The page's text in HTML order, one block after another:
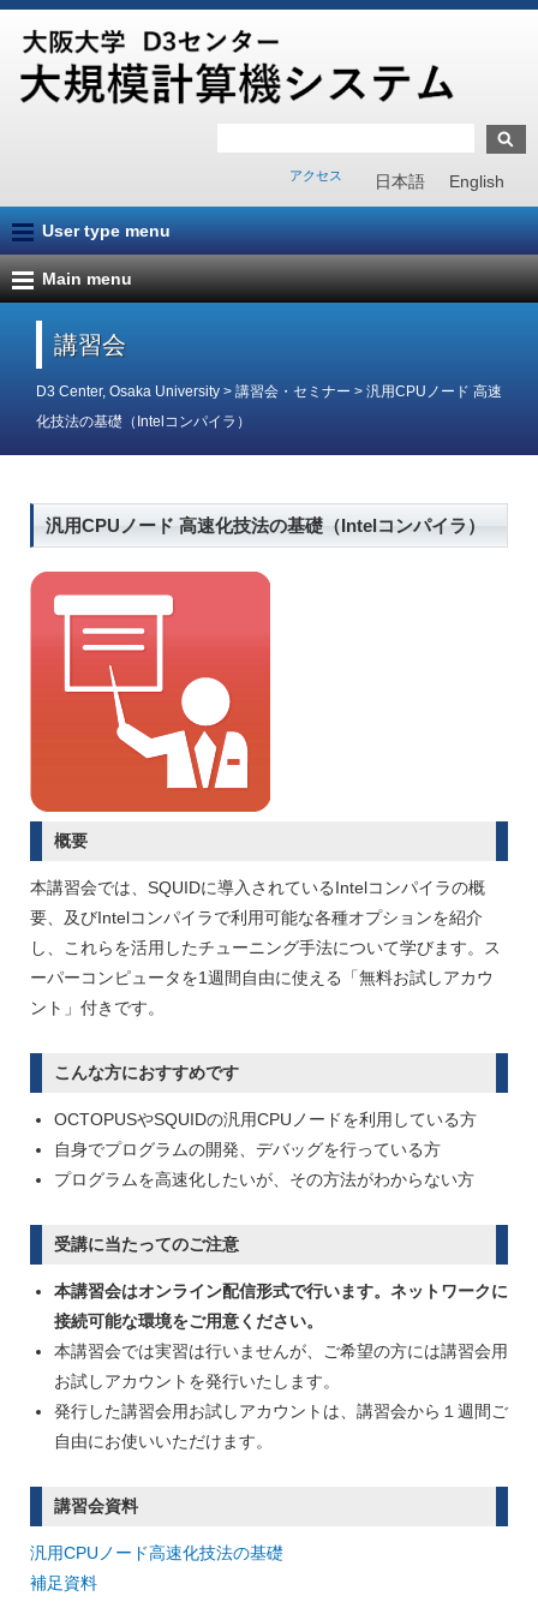
日本語 English
アクセス
User type menu
Main menu
講習会
D3 Center, Osaka University > 講習会・セミナー > 汎用CPUノード 高速
化技法の基礎（Intelコンパイラ）
汎用CPUノード 高速化技法の基礎（Intelコンパイラ）
概要
本講習会では、SQUIDに導入されているIntelコンパイラの概
要、及びIntelコンパイラで利用可能な各種オプションを紹介
し、これらを活用したチューニング手法について学びます。ス
ーパーコンピュータを1週間自由に使える「無料お試しアカウ
ント」付きです。
こんな方におすすめです
OCTOPUSやSQUIDの汎用CPUノードを利用している方
自身でプログラムの開発、デバッグを行っている方
プログラムを高速化したいが、その方法がわからない方
受講に当たってのご注意
本講習会はオンライン配信形式で行います。ネットワークに
接続可能な環境をご用意ください。
本講習会では実習は行いませんが、ご希望の方には講習会用
お試しアカウントを発行いたします。
発行した講習会用お試しアカウントは、講習会から１週間ご
自由にお使いいただけます。
講習会資料
汎用CPUノード高速化技法の基礎
補足資料